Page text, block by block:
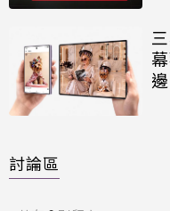
邊
討論區